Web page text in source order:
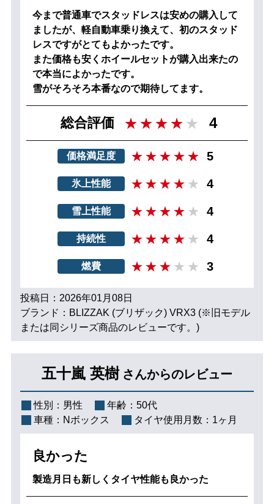
今まで普通車でスタッドレスは安めの購入して
ましたが、軽自動車乗り換えて、初のスタッド
レスですがとてもよかったです。
また価格も安くホイールセットが購入出来たの
で本当によかったです。
雪がそろそろ本番なので期待してます。
総合評価 4
価格満足度 5
氷上性能 4
雪上性能 4
持続性 4
燃費 3
投稿日：2026年01月08日
ブランド：BLIZZAK (ブリザック) VRX3 (※旧モデル
または同シリーズ商品のレビューです。)
五十嵐 英樹 さんからのレビュー
性別： 男性 年齢： 50代
車種： Nボックス タイヤ使用月数： 1ヶ月
良かった
製造月日も新しくタイヤ性能も良かった